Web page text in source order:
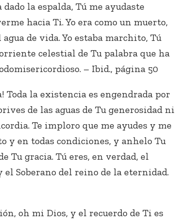
dado la espalda, Tú me ayudaste
hacia Ti. Yo era como un muerto,
de vida. Yo estaba marchito, Tú
celestial de Tu palabra que ha
– Ibid., página 50
Toda la existencia es engendrada por
de las aguas de Tu generosidad ni
Te imploro que me ayudes y me
y en todas condiciones, y anhelo Tu
Tu gracia. Tú eres, en verdad, el
el Soberano del reino de la eternidad.
oh mi Dios, y el recuerdo de Ti es